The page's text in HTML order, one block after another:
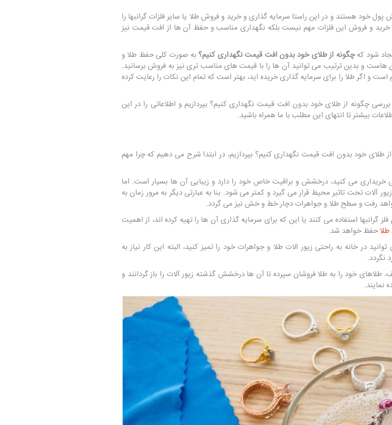
خود هستند و در این راستا سرمایه گذاری و خرید و فروش طلا یا سایر فلزات گرانبها را
خرید و فروش این فلزات مهم نیست بلکه نگهداری مناسب و حفظ آن ها از افت قیمت نیز
شود کهچگونه از طلای خود بدون افت قیمت نگهداری کنیم؟به صورت کلی حفظ طلا و
هاست و بدین ترتیب می توانید آن ها را با قیمت های مناسب تری نیز به فروش برسانید.
و اگر طلا را برای سرمایه گذاری خریده اید، بهتر است که تمام این نکات را رعایت کرده
چگونه از طلای خود بدون افت قیمت نگهداری کنیم؟ بپردازیم و اطلاعاتی را در این
بیشتر تا انتهای این مطلب با ما همراه باشید.
طلای خود بدون افت قیمت نگهداری کنیم؟ بپردازیم، در ابتدا شرح می دهیم که چرا مهم
خریداری می کنید، درخشش و براقیت خاص خود را دارد و زیبایی آن ها بسیار است. اما
تحت تاثیر محیط قرار می گیرد و کمتر می شود. بنا به عبارتی دیگر به ‌مرور زمان به
رفت و سطح طلا و جواهرات دچار خط و خش نیز می‌ گردد.
گرانبها استفاده می کنند یا این که برای سرمایه گذاری آن ها را تهیه کرده اند، از اهمیت
طلا حفظ خواهد شد.
در خانه به راحتی زیور الات طلا و جواهرات خود را تمیز کنید، البته این کار نیاز به
نگردد.
طلاهای خود را به طلا فروشان سپرده تا آن ها درخشش گذشته زیور آلات را باز گردانند و
نمایند.